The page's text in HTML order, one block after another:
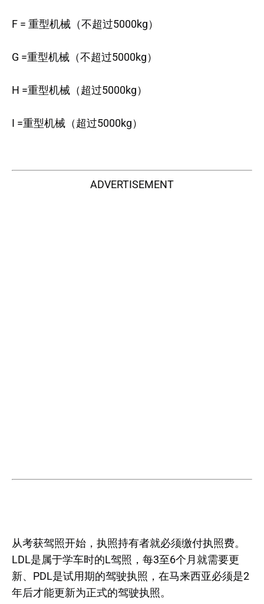
F = 重型机械（不超过5000kg）
G =重型机械（不超过5000kg）
H =重型机械（超过5000kg）
I =重型机械（超过5000kg）
ADVERTISEMENT
从考获驾照开始，执照持有者就必须缴付执照费。
LDL是属于学车时的L驾照，每3至6个月就需要更
新、PDL是试用期的驾驶执照，在马来西亚必须是2
年后才能更新为正式的驾驶执照。